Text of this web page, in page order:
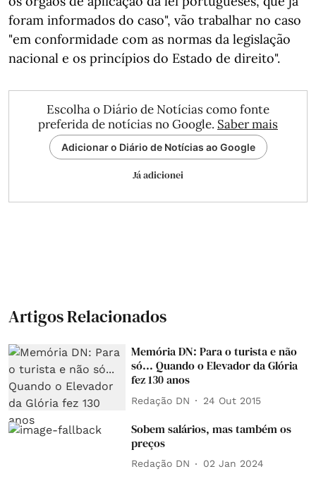
foram informados do caso", vão trabalhar no caso
"em conformidade com as normas da legislação
nacional e os princípios do Estado de direito".
Escolha o Diário de Notícias como fonte
preferida de notícias no Google. Saber mais
Adicionar o Diário de Notícias ao Google
Já adicionei
Artigos Relacionados
Memória DN: Para o turista e não
só... Quando o Elevador da Glória
fez 130 anos
Redação DN 24 Out 2015
Sobem salários, mas também os
preços
Redação DN 02 Jan 2024